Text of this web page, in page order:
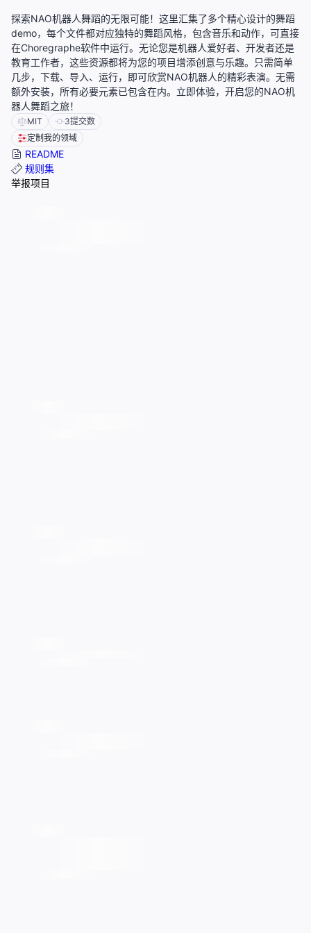
探索NAO机器人舞蹈的无限可能！这里汇集了多个精心设计的舞蹈
demo，每个文件都对应独特的舞蹈风格，包含音乐和动作，可直接
在Choregraphe软件中运行。无论您是机器人爱好者、开发者还是
教育工作者，这些资源都将为您的项目增添创意与乐趣。只需简单
几步，下载、导入、运行，即可欣赏NAO机器人的精彩表演。无需
额外安装，所有必要元素已包含在内。立即体验，开启您的NAO机
器人舞蹈之旅！
MIT 3提交数
定制我的领域
README
规则集
举报项目